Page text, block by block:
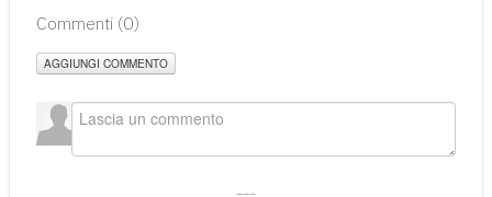
Commenti (0)
AGGIUNGI COMMENTO